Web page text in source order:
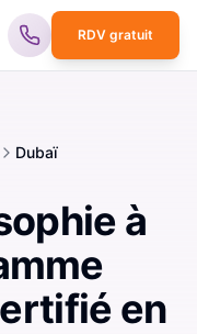
RDV gratuit
Dubaï
à
en